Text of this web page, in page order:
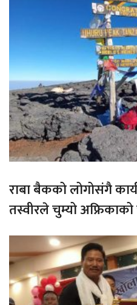
राबा बैकको लोगोसंगै
तस्वीरले चुम्यो